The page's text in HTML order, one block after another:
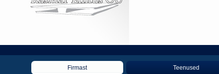
Firmast Teenused